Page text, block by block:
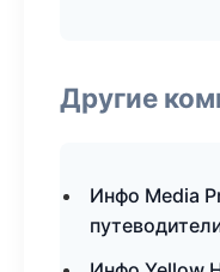
Другие
Инфо Media